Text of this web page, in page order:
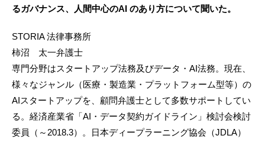
るガバナンス、人間中心のAI のあり方について聞いた。
STORIA 法律事務所
柿沼 太一弁護士
専門分野はスタートアップ法務及びデータ・AI法務。現在、
様々なジャンル（医療・製造業・プラットフォーム型等）の
AIスタートアップを、顧問弁護士として多数サポートしてい
る。経済産業省「AI・データ契約ガイドライン」検討会検討
委員（～2018.3）。日本ディープラーニング協会（JDLA）